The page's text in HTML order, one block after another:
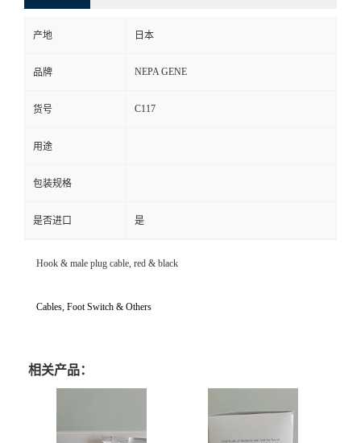
产地 日本
品牌 NEPA GENE
货号 C117
用途
包装规格
是否进口 是
Hook & male plug cable, red & black
Cables, Foot Switch & Others
相关产品：